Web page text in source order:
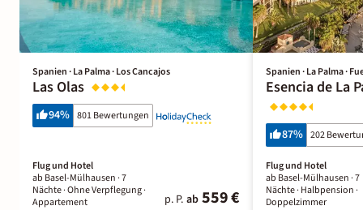
Spanien · La Palma · Los Cancajos
Las Olas
94% 801 Bewertungen
Flug und Hotel
ab Basel-Mülhausen ·7
Nächte· Ohne Verpflegung·
Appartement
p. P. ab 559 €
Spanien · La Palma ·
Esencia de La
87% 202
Flug und Hotel
ab Basel-Mülhausen ·7
Nächte· Halbpension·
Doppelzimmer